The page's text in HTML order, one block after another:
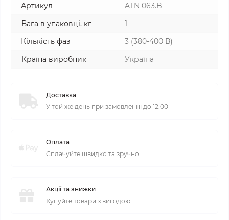
Артикул
ATN 063.B
Вага в упаковці, кг
1
Кількість фаз
3 (380-400 В)
Країна виробник
Україна
Доставка
У той же день при замовленні до 12:00
Оплата
Сплачуйте швидко та зручно
Акції та знижки
Купуйте товари з вигодою